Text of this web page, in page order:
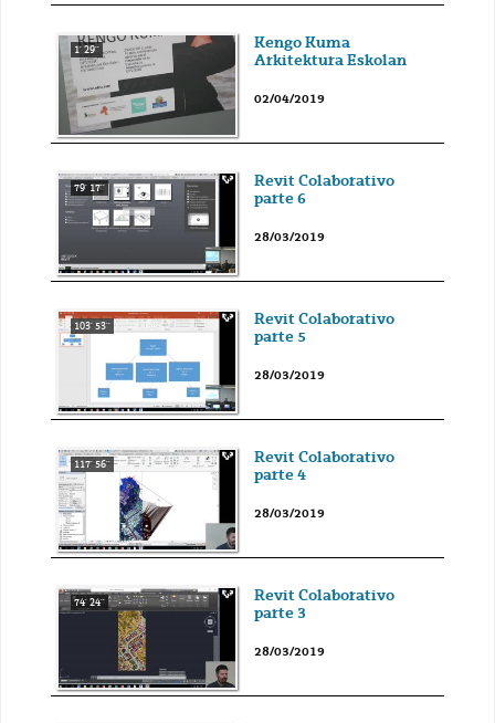
1' 29''
Kengo Kuma
Arkitektura Eskolan
02/04/2019
79' 17''
Revit Colaborativo
parte 6
28/03/2019
103' 53''
Revit Colaborativo
parte 5
28/03/2019
117' 56''
Revit Colaborativo
parte 4
28/03/2019
74' 24''
Revit Colaborativo
parte 3
28/03/2019